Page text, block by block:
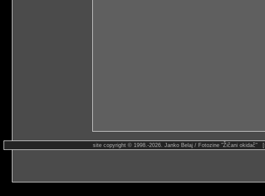
site copyright © 1998.-2026. Janko Belaj / Fotozine "Žičani okidač"